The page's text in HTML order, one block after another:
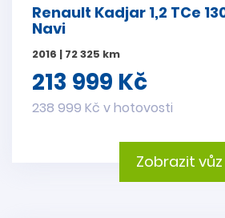
Renault Kadjar 1,2 TCe
Navi
2016 | 72 325 km
213 999 Kč
238 999 Kč v hotovosti
Zobrazit vůz